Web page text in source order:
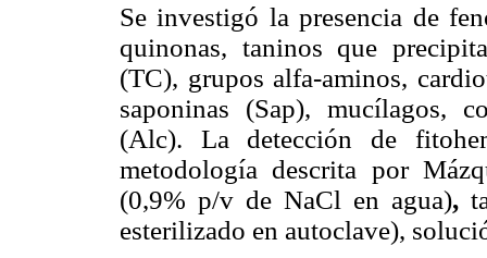
Se investigó la presencia de
quinonas, taninos que
(TC), grupos alfa-aminos,
saponinas (Sap), mucílagos,
(Alc). La detección de
metodología descrita por
(0,9% p/v de NaCl en agua),
esterilizado en autoclave),